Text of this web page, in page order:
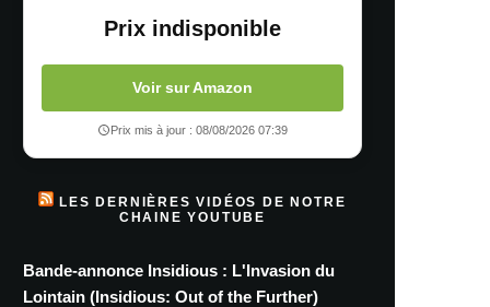
Prix indisponible
Voir sur Amazon
Prix mis à jour : 08/08/2026 07:39
LES DERNIÈRES VIDÉOS DE NOTRE
CHAINE YOUTUBE
Bande-annonce Insidious : L'Invasion du
Lointain (Insidious: Out of the Further)